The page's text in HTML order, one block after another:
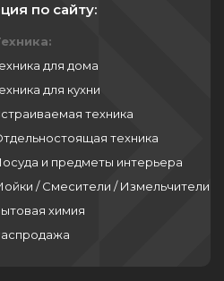
по сайту:
для дома
для кухни
техника
техника
и предметы интерьера
/ Смесители / Измельчители
химия